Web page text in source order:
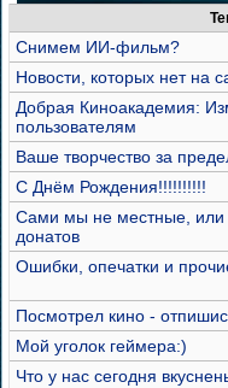
Снимем ИИ-фильм?
Новости, которых нет на
Добрая Киноакадемия:
пользователям
Ваше творчество за
С Днём Рождения!!!!!!!!!!
Сами мы не местные, или
донатов
Ошибки, опечатки и
Посмотрел кино -
Мой уголок геймера:)
Что у нас сегодня